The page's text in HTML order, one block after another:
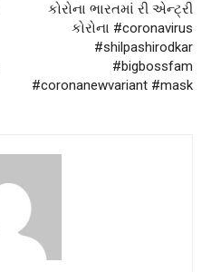
કોરોના ભારતમાં રી એન્ટ્રી
કોરોના #coronavirus
#shilpashirodkar
#bigbossfam
#coronanewvariant #mask